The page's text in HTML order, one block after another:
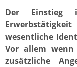
Der Einstieg
wesentliche
Vor allem
zusätzliche